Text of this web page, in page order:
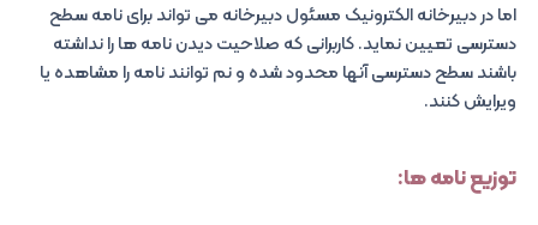
اما در دبیرخانه الکترونیک مسئول دبیرخانه می تواند برای نامه سطح
دسترسی تعیین نماید. کاربرانی که صلاحیت دیدن نامه ها را نداشته
باشند سطح دسترسی آنها محدود شده و نم توانند نامه را مشاهده یا
ویرایش کنند.
توزیع نامه ها: